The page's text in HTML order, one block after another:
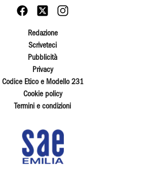
Redazione
Scriveteci
Pubblicità
Privacy
Codice Etico e Modello 231
Cookie policy
Termini e condizioni